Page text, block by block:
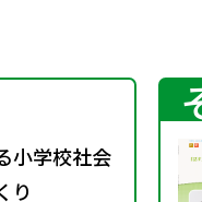
小学校社会
り